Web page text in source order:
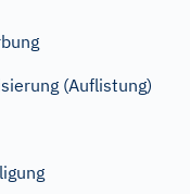
(Auflistung)